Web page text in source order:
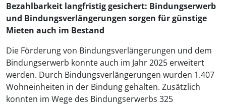
Bezahlbarkeit langfristig gesichert: Bindungserwerb
und Bindungsverlängerungen sorgen für günstige
Mieten auch im Bestand
Die Förderung von Bindungsverlängerungen und dem
Bindungserwerb konnte auch im Jahr 2025 erweitert
werden. Durch Bindungsverlängerungen wurden 1.407
Wohneinheiten in der Bindung gehalten. Zusätzlich
konnten im Wege des Bindungserwerbs 325